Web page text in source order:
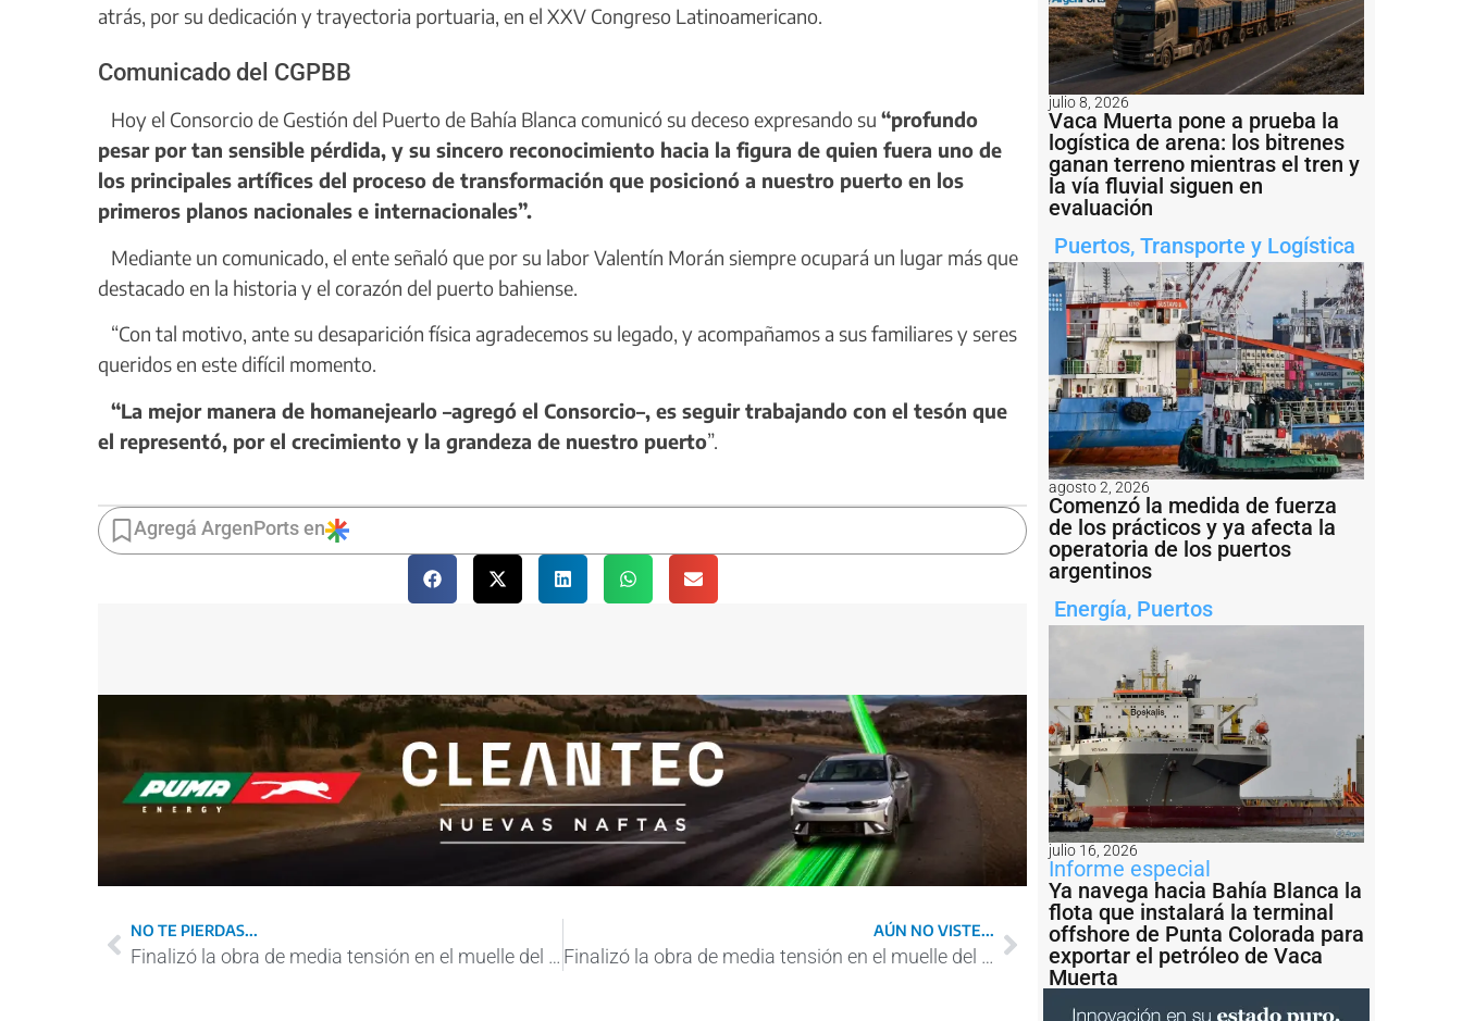
atrás, por su dedicación y trayectoria portuaria, en el XXV Congreso Latinoamericano.
Comunicado del CGPBB
Hoy el Consorcio de Gestión del Puerto de Bahía Blanca comunicó su deceso expresando su “profundo
pesar por tan sensible pérdida, y su sincero reconocimiento hacia la figura de quien fuera uno de
los principales artífices del proceso de transformación que posicionó a nuestro puerto en los
primeros planos nacionales e internacionales”.
Mediante un comunicado, el ente señaló que por su labor Valentín Morán siempre ocupará un lugar más que
destacado en la historia y el corazón del puerto bahiense.
“Con tal motivo, ante su desaparición física agradecemos su legado, y acompañamos a sus familiares y seres
queridos en este difícil momento.
“La mejor manera de homanejearlo –agregó el Consorcio–, es seguir trabajando con el tesón que
el representó, por el crecimiento y la grandeza de nuestro puerto”.
Agregá ArgenPorts en
NO TE PIERDAS...
Finalizó la obra de media tensión en el muelle del puerto de San Nicolás
AÚN NO VISTE...
Finalizó la obra de media tensión en el muelle del puerto de San Nicolás
julio 8, 2026
Vaca Muerta pone a prueba la
logística de arena: los bitrenes
ganan terreno mientras el tren y
la vía fluvial siguen en
evaluación
Puertos, Transporte y Logística
agosto 2, 2026
Comenzó la medida de fuerza
de los prácticos y ya afecta la
operatoria de los puertos
argentinos
Energía, Puertos
julio 16, 2026
Informe especial
Ya navega hacia Bahía Blanca la
flota que instalará la terminal
offshore de Punta Colorada para
exportar el petróleo de Vaca
Muerta